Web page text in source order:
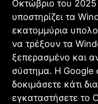
Οκτώβριο του
υποστηρίζει τα
εκατομμύρια
να τρέξουν τα
ξεπερασμένο και
σύστημα. Η Google
δοκιμάσετε κάτι
εγκαταστήσετε το